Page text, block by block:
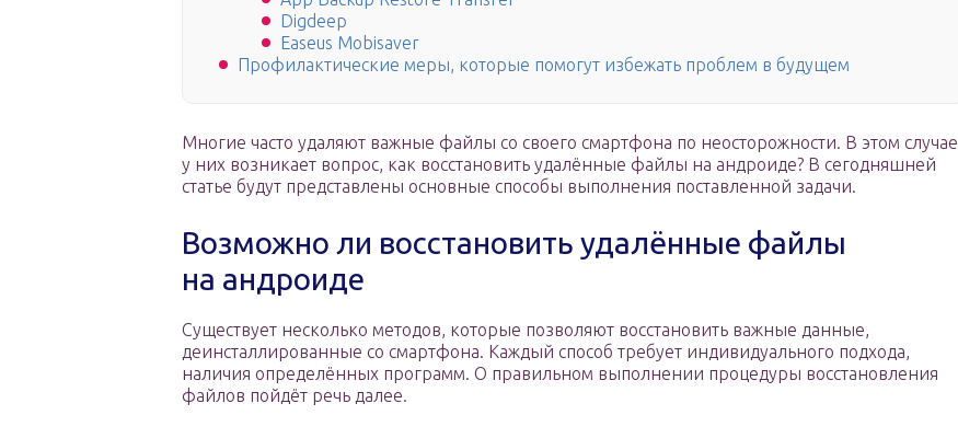
Digdeep
Easeus Mobisaver
Профилактические меры, которые помогут избежать проблем в будущем
Многие часто удаляют важные файлы со своего смартфона по неосторожности. В этом случае
у них возникает вопрос, как восстановить удалённые файлы на андроиде? В сегодняшней
статье будут представлены основные способы выполнения поставленной задачи.
Возможно ли восстановить удалённые файлы
на андроиде
Существует несколько методов, которые позволяют восстановить важные данные,
деинсталлированные со смартфона. Каждый способ требует индивидуального подхода,
наличия определённых программ. О правильном выполнении процедуры восстановления
файлов пойдёт речь далее.